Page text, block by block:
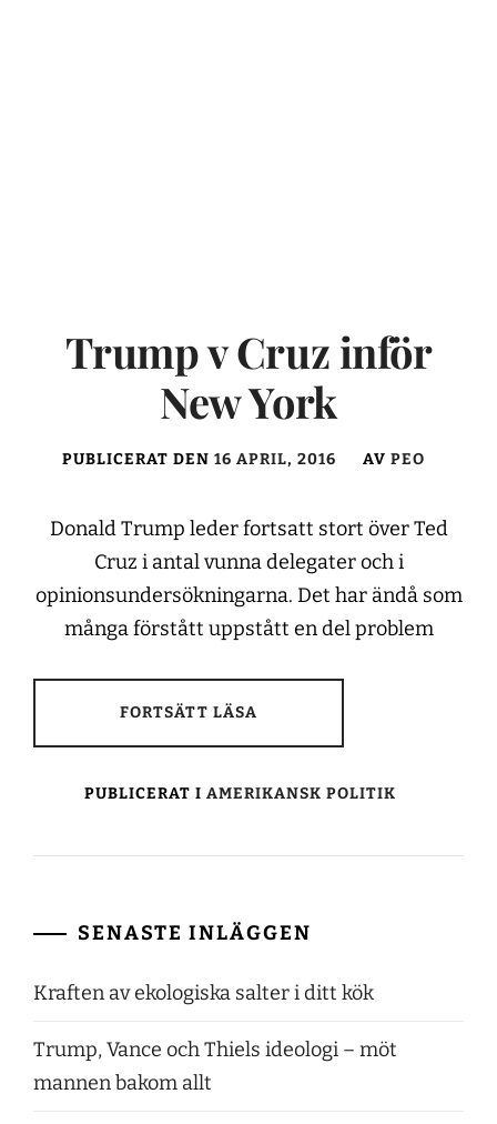
Trump v Cruz inför
New York
PUBLICERAT DEN 16 APRIL, 2016 AV PEO
Donald Trump leder fortsatt stort över Ted
Cruz i antal vunna delegater och i
opinionsundersökningarna. Det har ändå som
många förstått uppstått en del problem
FORTSÄTT LÄSA
PUBLICERAT I AMERIKANSK POLITIK
SENASTE INLÄGGEN
Kraften av ekologiska salter i ditt kök
Trump, Vance och Thiels ideologi – möt
mannen bakom allt